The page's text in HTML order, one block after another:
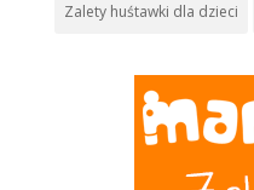
Zalety huśtawki dla dzieci